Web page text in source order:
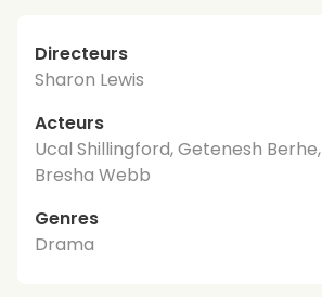
Directeurs
Sharon Lewis
Acteurs
Ucal Shillingford, Getenesh Berhe,
Bresha Webb
Genres
Drama